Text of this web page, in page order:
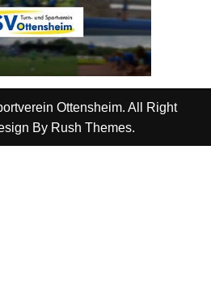
Ottensheim. All Right
By Rush Themes.